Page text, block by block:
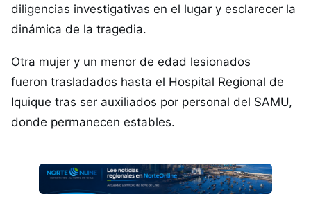
diligencias investigativas en el lugar y esclarecer la
dinámica de la tragedia.
Otra mujer y un menor de edad lesionados
fueron trasladados hasta el Hospital Regional de
Iquique tras ser auxiliados por personal del SAMU,
donde permanecen estables.